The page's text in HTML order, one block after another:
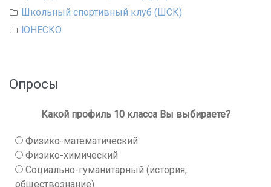
Школьный спортивный клуб (ШСК)
ЮНЕСКО
Опросы
Какой профиль 10 класса Вы выбираете?
Физико-математический
Физико-химический
Социально-гуманитарный (история,
обществознание)